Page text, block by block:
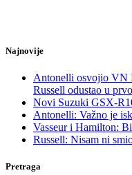
Najnovije
Antonelli osvojio VN
Russell odustao u
Novi Suzuki GSX-
Antonelli: Važno je
Vasseur i Hamilton:
Russell: Nisam ni
Pretraga